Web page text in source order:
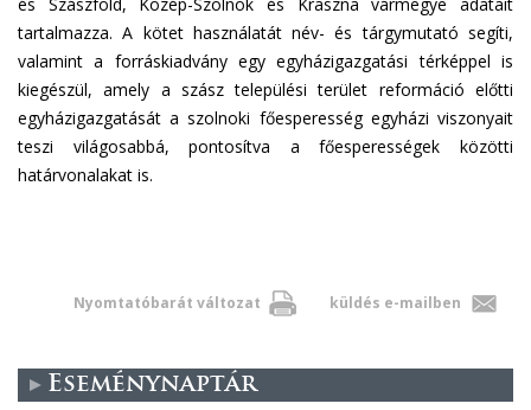
tartalmazza. A kötet használatát név- és tárgymutató segíti,
valamint a forráskiadvány egy egyházigazgatási térképpel is
kiegészül, amely a szász települési terület reformáció előtti
egyházigazgatását a szolnoki főesperesség egyházi viszonyait
teszi világosabbá, pontosítva a főesperességek közötti
határvonalakat is.
Nyomtatóbarát változat küldés e-mailben
Eseménynaptár